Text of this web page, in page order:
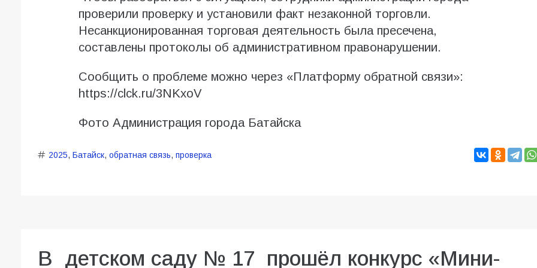
проверили проверку и установили факт незаконной торговли.
Несанкционированная торговая деятельность была пресечена,
составлены протоколы об административном правонарушении.
Сообщить о проблеме можно через «Платформу обратной связи»:
https://clck.ru/3NKxoV
Фото Администрация города Батайска
2025, Батайск, обратная связь, проверка
В детском саду № 17 прошёл конкурс «Мини-